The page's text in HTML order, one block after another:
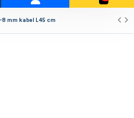
mm kabel L45 cm